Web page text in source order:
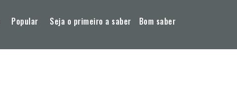
Popular Seja o primeiro a saber Bom saber